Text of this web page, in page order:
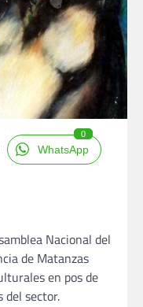
WhatsApp
0
Nacional del
de Matanzas
en pos de
del sector.